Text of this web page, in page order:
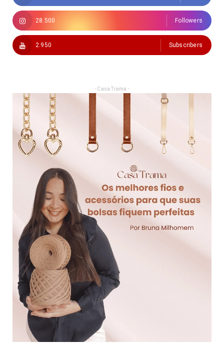
28.500 Followers
2.950 Subscribers
- Casa Trama -